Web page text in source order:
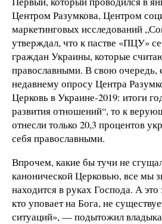
Центром Разумкова, Центром
маркетинговых исследований
утверждал, что к пастве «ПЦУ»
граждан Украины, которые
православными. В свою очередь,
недавнему опросу Центра
Церковь в Украине-2019: итоги
развития отношений“, то к
отнесли только 20,3 процентов
себя православными.
Впрочем, какие бы тучи не
канонической Церковью, все мы
находится в руках Господа. А это
кто уповает на Бога, не
ситуаций», — подытожил